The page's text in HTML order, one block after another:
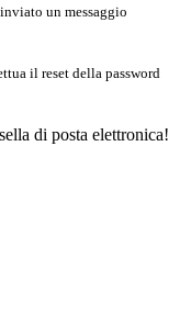
un messaggio
il reset della password
di posta elettronica!